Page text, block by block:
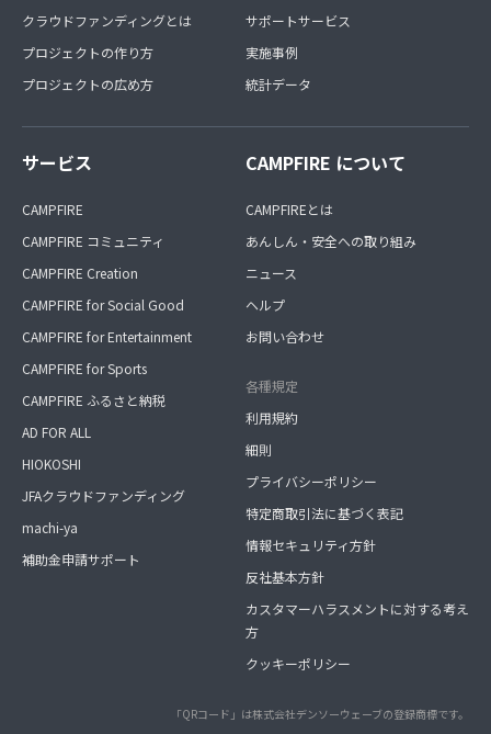
クラウドファンディングとは
プロジェクトの作り方
プロジェクトの広め方
サポートサービス
実施事例
統計データ
サービス
CAMPFIRE
CAMPFIRE コミュニティ
CAMPFIRE Creation
CAMPFIRE for Social Good
CAMPFIRE for Entertainment
CAMPFIRE for Sports
CAMPFIRE ふるさと納税
AD FOR ALL
HIOKOSHI
JFAクラウドファンディング
machi-ya
補助金申請サポート
CAMPFIRE について
CAMPFIREとは
あんしん・安全への取り組み
ニュース
ヘルプ
お問い合わせ
各種規定
利用規約
細則
プライバシーポリシー
特定商取引法に基づく表記
情報セキュリティ方針
反社基本方針
カスタマーハラスメントに対する考え
方
クッキーポリシー
「QRコード」は株式会社デンソーウェーブの登録商標です。